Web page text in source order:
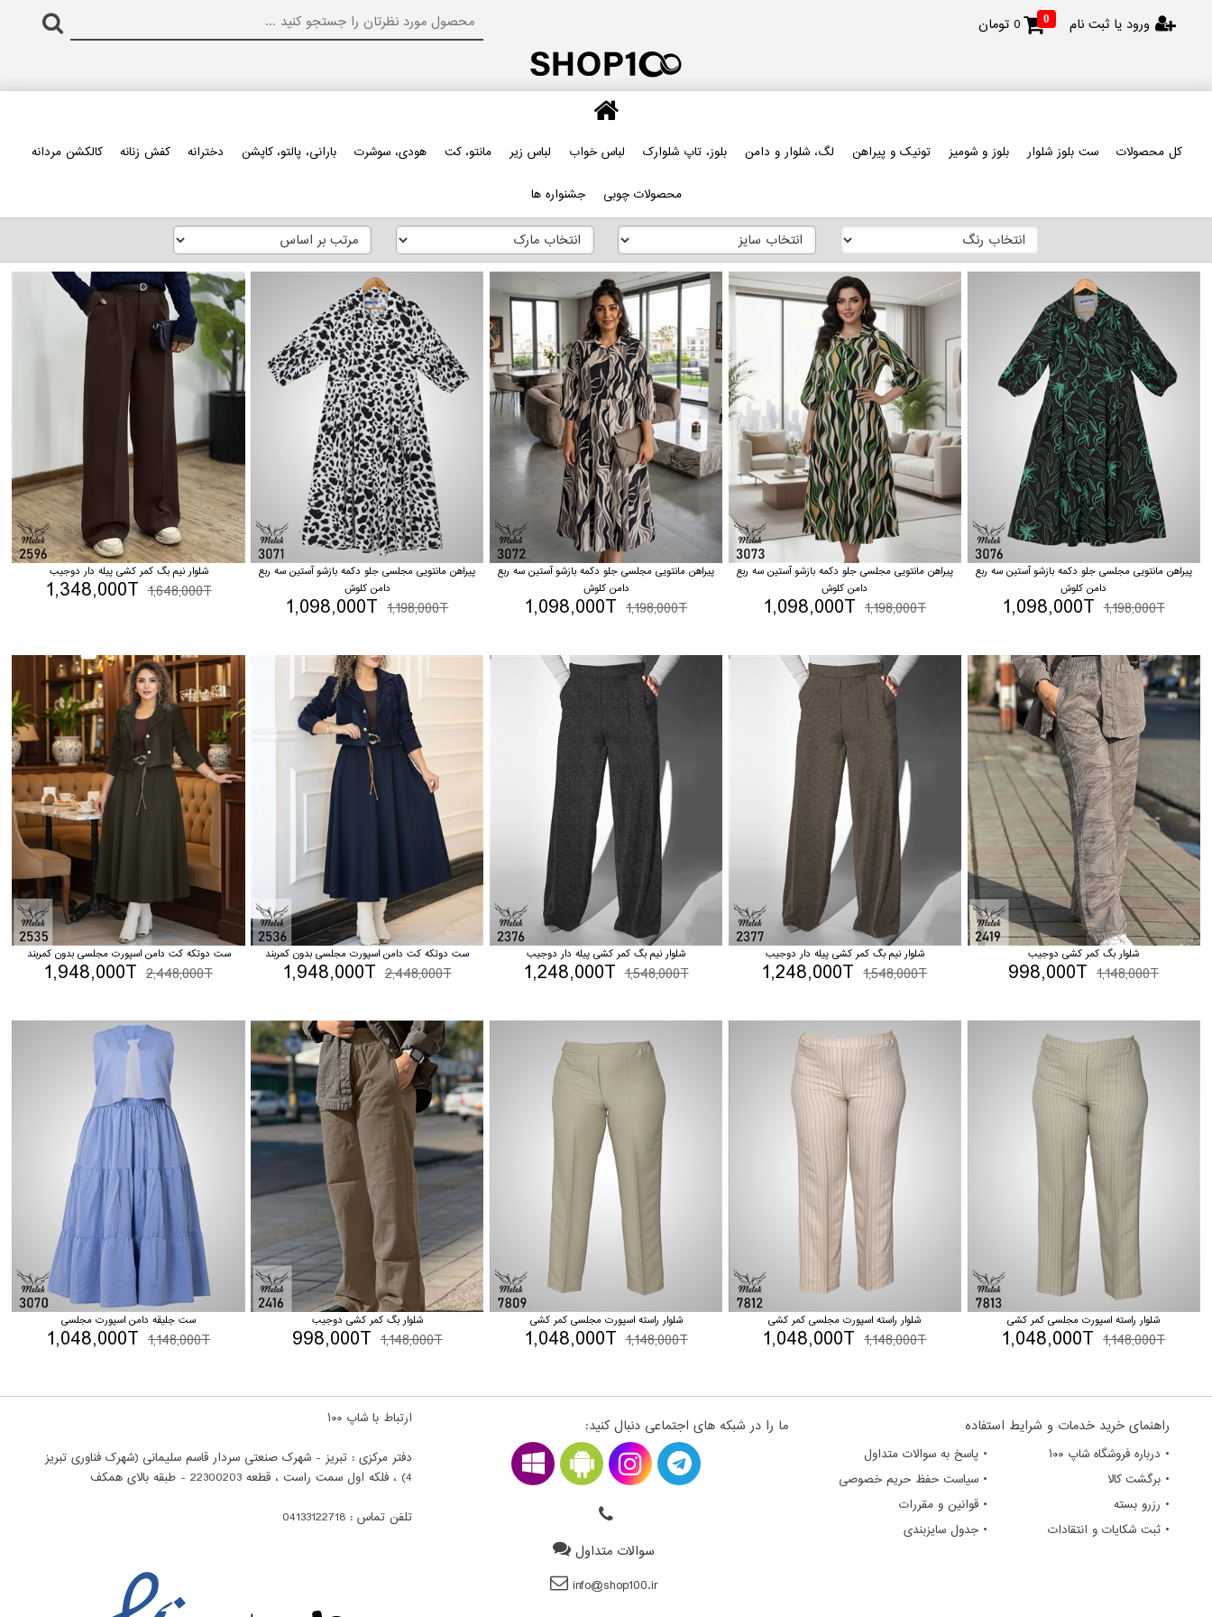
ورود یا ثبت نام 0
0 تومان
کل محصولات ست بلوز شلوار بلوز و شومیز تونیک و پیراهن لگ، شلوار و دامن بلوز، تاپ شلوارک لباس خواب لباس زیر مانتو، کت هودی، سوشرت بارانی، پالتو، کاپشن دخترانه کفش زنانه کالکشن مردانه
محصولات چوبی جشنواره ها
پیراهن مانتویی مجلسی جلو دکمه بازشو آستین سه ربع
دامن کلوش
1,198,000T
1,098,000T
پیراهن مانتویی مجلسی جلو دکمه بازشو آستین سه ربع
دامن کلوش
1,198,000T
1,098,000T
پیراهن مانتویی مجلسی جلو دکمه بازشو آستین سه ربع
دامن کلوش
1,198,000T
1,098,000T
پیراهن مانتویی مجلسی جلو دکمه بازشو آستین سه ربع
دامن کلوش
1,198,000T
1,098,000T
شلوار نیم بگ کمر کشی پیله دار دوجیب
1,648,000T
1,348,000T
شلوار بگ کمر کشی دوجیب
1,148,000T
998,000T
شلوار نیم بگ کمر کشی پیله دار دوجیب
1,548,000T
1,248,000T
شلوار نیم بگ کمر کشی پیله دار دوجیب
1,548,000T
1,248,000T
ست دوتکه کت دامن اسپورت مجلسی بدون کمربند
2,448,000T
1,948,000T
ست دوتکه کت دامن اسپورت مجلسی بدون کمربند
2,448,000T
1,948,000T
شلوار راسته اسپورت مجلسی کمر کشی
1,148,000T
1,048,000T
شلوار راسته اسپورت مجلسی کمر کشی
1,148,000T
1,048,000T
شلوار راسته اسپورت مجلسی کمر کشی
1,148,000T
1,048,000T
شلوار بگ کمر کشی دوجیب
1,148,000T
998,000T
ست جلیقه دامن اسپورت مجلسی
1,148,000T
1,048,000T
راهنمای خرید خدمات و شرایط استفاده
• درباره فروشگاه شاپ ۱۰۰
• پاسخ به سوالات متداول
• برگشت کالا
• سیاست حفظ حریم خصوصی
• رزرو بسته
• قوانین و مقررات
• ثبت شکایات و انتقادات
• جدول سایزبندی
ما را در شبکه های اجتماعی دنبال کنید:
سوالات متداول
info@shop100.ir
ارتباط با شاپ ۱۰۰
دفتر مرکزی : تبریز - شهرک صنعتی سردار قاسم سلیمانی (شهرک فناوری تبریز
4) ، فلکه اول سمت راست ، قطعه 22300203 - طبقه بالای همکف
تلفن تماس : 04133122718